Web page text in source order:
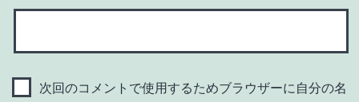
次回のコメントで使用するためブラウザーに自分の名